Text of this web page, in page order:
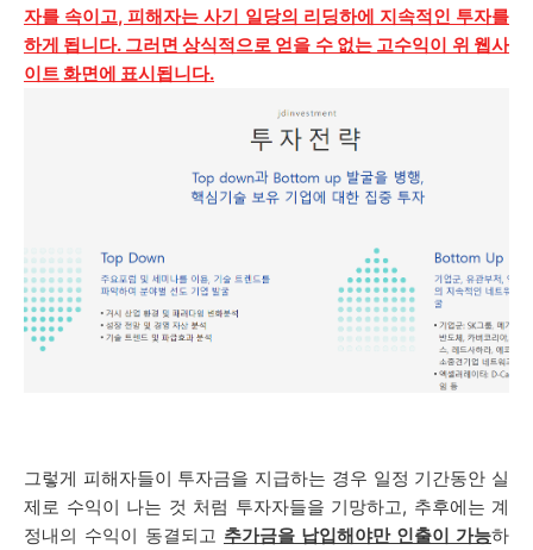
자를 속이고, 피해자는 사기 일당의 리딩하에 지속적인 투자를
하게 됩니다. 그러면 상식적으로 얻을 수 없는 고수익이 위 웹사
이트 화면에 표시됩니다.
그렇게 피해자들이 투자금을 지급하는 경우 일정 기간동안 실
제로 수익이 나는 것 처럼 투자자들을 기망하고, 추후에는 계
정내의 수익이 동결되고 추가금을 납입해야만 인출이 가능하